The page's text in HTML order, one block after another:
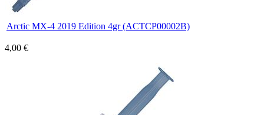
Arctic MX-4 2019 Edition 4gr (ACTCP00002B)
4,00 €